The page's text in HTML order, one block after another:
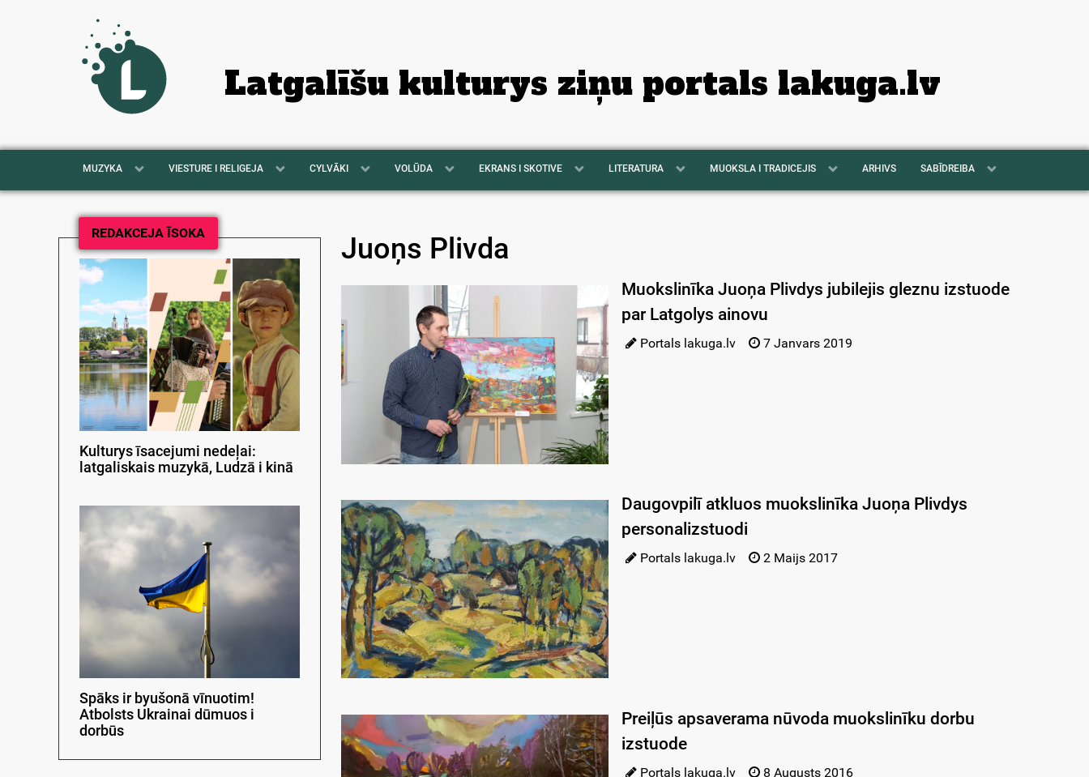
Latgalīšu kulturys ziņu portals lakuga.lv
MUZYKA VIESTURE I RELIGEJA CYLVĀKI VOLŪDA EKRANS I SKOTIVE LITERATURA MUOKSLA I TRADICEJIS ARHIVS SABĪDREIBA
REDAKCEJA ĪSOKA
Kulturys īsacejumi nedeļai:
latgaliskais muzykā, Ludzā i kinā
Spāks ir byušonā vīnuotim!
Atbolsts Ukrainai dūmuos i
dorbūs
Juoņs Plivda
Muokslinīka Juoņa Plivdys jubilejis gleznu izstuode
par Latgolys ainovu
Portals lakuga.lv 7 Janvars 2019
Daugovpilī atkluos muokslinīka Juoņa Plivdys
personalizstuodi
Portals lakuga.lv 2 Maijs 2017
Preiļūs apsaverama nūvoda muokslinīku dorbu
izstuode
Portals lakuga.lv 8 Augusts 2016